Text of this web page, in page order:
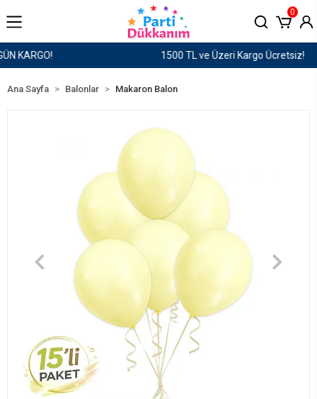
1500 TL ve Üzeri Kargo Ücretsiz!
0
Ana Sayfa Balonlar Makaron Balon